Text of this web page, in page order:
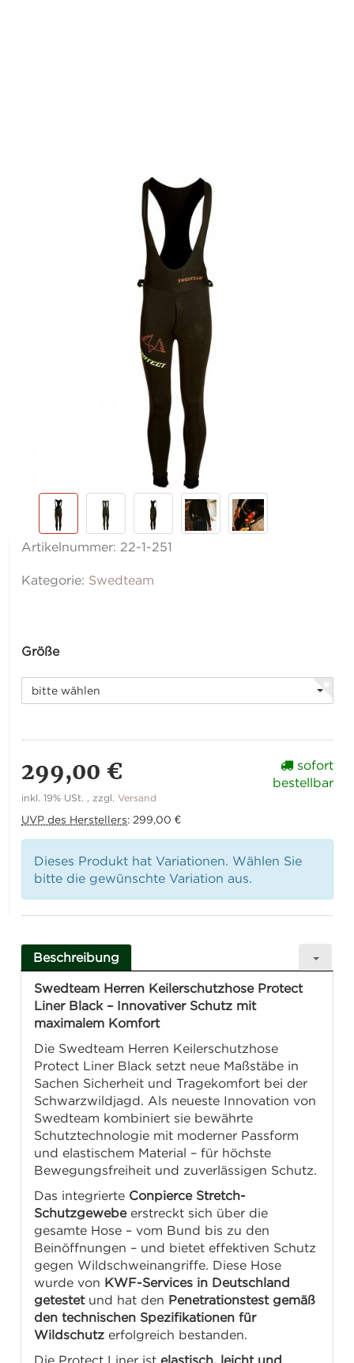
Artikelnummer: 22-1-251
Kategorie: Swedteam
Größe
bitte wählen
299,00 €
inkl. 19% USt. , zzgl.Versand
UVP des Herstellers: 299,00 €
sofort
bestellbar
Dieses Produkt hat Variationen. Wählen Sie
bitte die gewünschte Variation aus.
Beschreibung
Swedteam Herren Keilerschutzhose Protect
Liner Black – Innovativer Schutz mit
maximalem Komfort
Die Swedteam Herren Keilerschutzhose
Protect Liner Black setzt neue Maßstäbe in
Sachen Sicherheit und Tragekomfort bei der
Schwarzwildjagd. Als neueste Innovation von
Swedteam kombiniert sie bewährte
Schutztechnologie mit moderner Passform
und elastischem Material – für höchste
Bewegungsfreiheit und zuverlässigen Schutz.
Das integrierte Conpierce Stretch-
Schutzgewebeerstreckt sich über die
gesamte Hose – vom Bund bis zu den
Beinöffnungen – und bietet effektiven Schutz
gegen Wildschweinangriffe. Diese Hose
wurde von KWF-Services in Deutschland
getestetund hat den Penetrationstest gemäß
den technischen Spezifikationen für
Wildschutz erfolgreich bestanden.
Die Protect Liner ist elastisch, leicht und